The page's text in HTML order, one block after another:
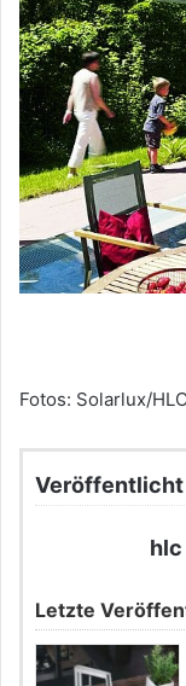
Fotos: Solarlux/HLC
Veröffentlicht
hlc
Letzte